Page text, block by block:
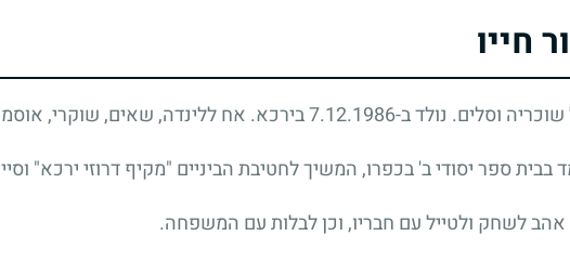
חייו
ב-7.12.1986 בירכא. אח ללינדה, שאים, שוקרי, אוסמה ומרווה.
בבית ספר יסודי ב' בכפרו, המשיך לחטיבת הביניים "מקיף דרוזי ירכא"
אהב לשחק ולטייל עם חבריו, וכן לבלות עם המשפחה.